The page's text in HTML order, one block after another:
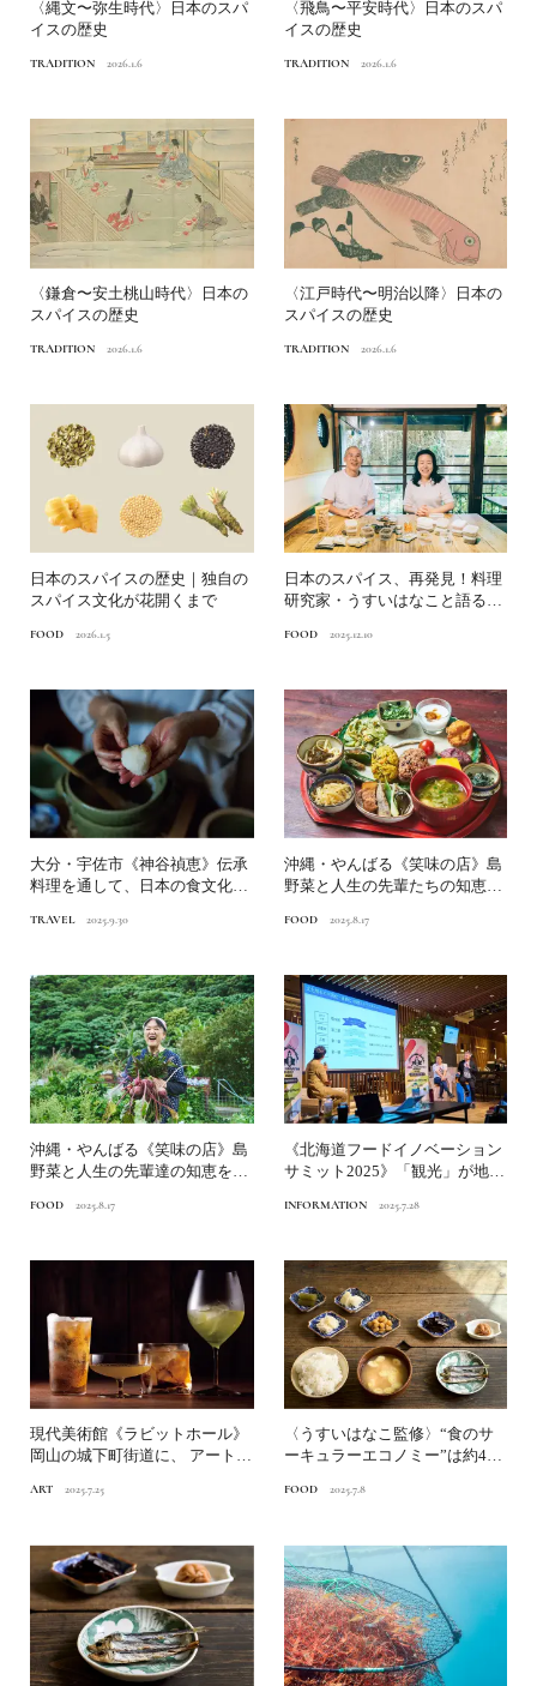
〈縄文〜弥生時代〉日本のスパ
イスの歴史
TRADITION 2026.1.6
〈飛鳥〜平安時代〉日本のスパ
イスの歴史
TRADITION 2026.1.6
〈鎌倉〜安土桃山時代〉日本の
スパイスの歴史
TRADITION 2026.1.6
〈江戸時代〜明治以降〉日本の
スパイスの歴史
TRADITION 2026.1.6
日本のスパイスの歴史｜独自の
スパイス文化が花開くまで
FOOD 2026.1.5
日本のスパイス、再発見！料理
研究家・うすいはなこと語る、
FOOD 2025.12.10
大分・宇佐市《神谷禎恵》伝承
料理を通して、日本の食文化を
TRAVEL 2025.9.30
沖縄・やんばる《笑味の店》島
野菜と人生の先輩たちの知恵を
FOOD 2025.8.17
沖縄・やんばる《笑味の店》島
野菜と人生の先輩達の知恵をつ
FOOD 2025.8.17
《北海道フードイノベーション
サミット2025》「観光」が地域
INFORMATION 2025.7.28
現代美術館《ラビットホール》
岡山の城下町街道に、 アート誕
ART 2025.7.25
〈うすいはなこ監修〉“食のサ
ーキュラーエコノミー”は約400
FOOD 2025.7.8